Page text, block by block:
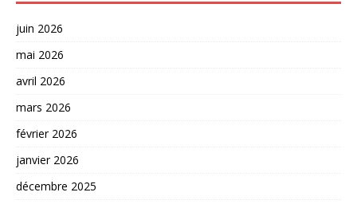
juin 2026
mai 2026
avril 2026
mars 2026
février 2026
janvier 2026
décembre 2025